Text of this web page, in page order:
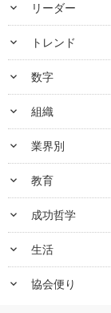
keyboard_arrow_down リーダー
keyboard_arrow_down トレンド
keyboard_arrow_down 数字
keyboard_arrow_down 組織
keyboard_arrow_down 業界別
keyboard_arrow_down 教育
keyboard_arrow_down 成功哲学
keyboard_arrow_down 生活
keyboard_arrow_down 協会便り